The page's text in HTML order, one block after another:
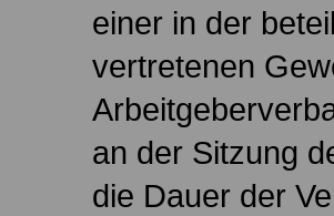
einer in der
vertretenen
an der Sitzung
die Dauer der